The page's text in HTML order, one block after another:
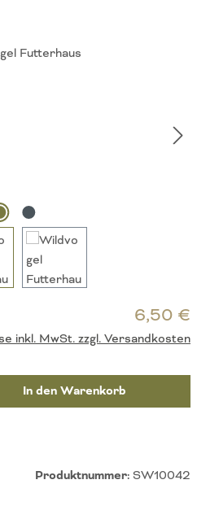
6,50 €
inkl. MwSt. zzgl. Versandkosten
gewünschten Wert
In den Warenkorb
Produktnummer: SW10042